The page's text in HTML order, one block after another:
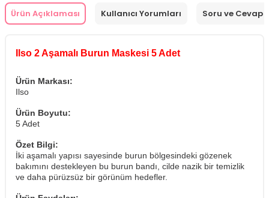
Ürün Açıklaması Kullanıcı Yorumları Soru ve Cevap
Ilso 2 Aşamalı Burun Maskesi 5 Adet
Ürün Markası:
Ilso
Ürün Boyutu:
5 Adet
Özet Bilgi:
İki aşamalı yapısı sayesinde burun bölgesindeki gözenek
bakımını destekleyen bu burun bandı, cilde nazik bir temizlik
ve daha pürüzsüz bir görünüm hedefler.